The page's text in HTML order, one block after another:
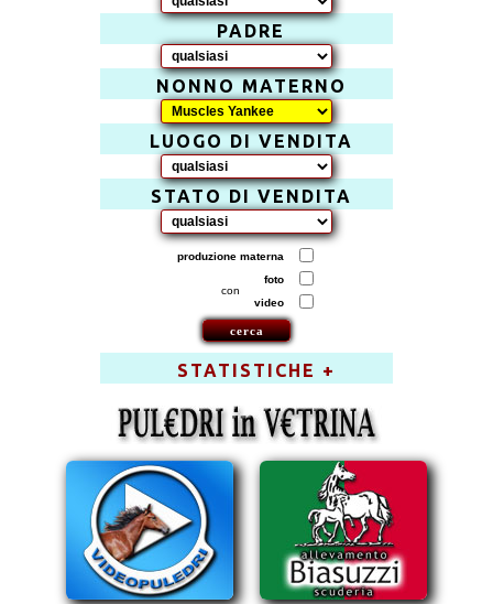
PADRE
NONNO MATERNO
LUOGO DI VENDITA
STATO DI VENDITA
produzione materna
con
foto
video
STATISTICHE +